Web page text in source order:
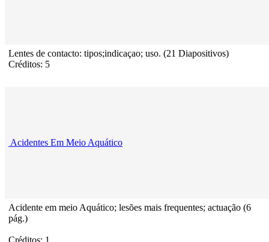
Lentes de contacto: tipos;indicaçao; uso. (21 Diapositivos)
Créditos: 5
Acidentes Em Meio Aquático
Acidente em meio Aquático; lesões mais frequentes; actuação (6
pág.)